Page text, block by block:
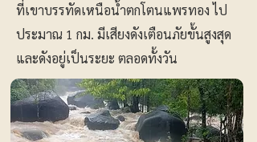
ที่เขาบรรทัดเหนือน้ำตกโตนแพรทอง ไป
ประมาณ 1 กม. มีเสียงดังเตือนภัยขั้นสูงสุด
และดังอยู่เป็นระยะ ตลอดทั้งวัน